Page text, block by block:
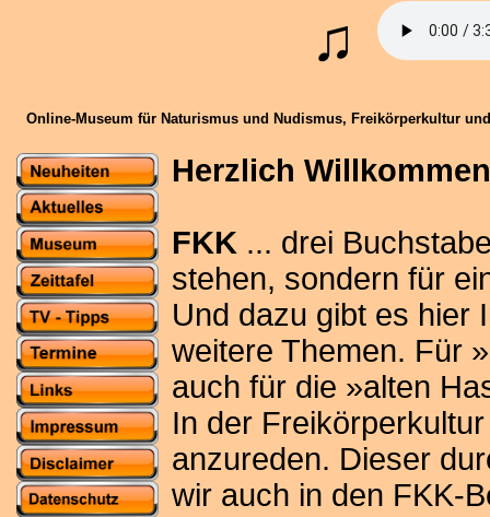
♫
Online-Museum für Naturismus und Nudismus, Freikörperkultur
Herzlich
FKK ... drei
stehen, sondern für
Und dazu gibt es hier
weitere Themen. Für
auch für die »alten
In der
anzureden. Dieser
wir auch in den FKK-